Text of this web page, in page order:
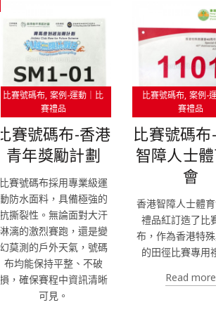
比賽號碼布 案例-運動｜比
賽禮品
比賽號碼布-香港
青年獎勵計劃
比賽號碼布採用專業級運
動防水面料，具備極強的
抗撕裂性。無論面對大汗
淋漓的激烈賽跑，還是變
幻莫測的戶外天氣，號碼
布均能保持平整、不破
損，確保賽程中資訊清晰
可見。
比賽號碼布 案例-
賽禮品
比賽號碼布
智障人士
會
香港智障人士體
禮品紅訂造了比
布，作為香港特
的田徑比賽專用
Read more